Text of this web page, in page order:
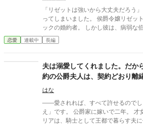
「リゼットは強いから大丈夫だろう」 その一言で、私の心は終わ
ってしまいました。 侯爵令嬢リゼットは、公爵家次期当主セドリ
ックの婚約者。 しかし彼は、病弱な
け、約束も、公務も、社交界で隣に
譲っていきます。 「彼女は病気なのだから仕方ない」 「君だけは
た。 けれど、誰も私を選んではくれなかった。 だから私は静かに
婚約を返上し、公爵家を去ります。 すると、私が陰で支えていた
公爵家の経営と人脈は少しずつ崩れ
在の大きさに気付きます。 一方、新天地で出会った侯爵カシアン
は、私の能力だけでなく、一人の女
ました。 「もう一人で耐えなくていい」 その言葉に救われた私
は、新しい人生を歩き始めます。 今さら「戻ってきてほしい」と
言われても、もう遅いのです。 これは、誰よりも我慢し続けた令
恋愛 連載中 長編
夫は溺愛してくれました。だか
約の公爵夫人は、契約どおり離
はな
――愛されれば、すべて許せるのでし
え」です。 公爵家に嫁いで二年。 才
リアは、騎士として王都で暮らす夫